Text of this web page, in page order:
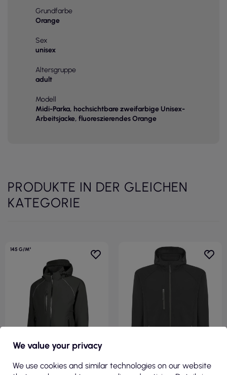
Grundfarbe
Orange
Sex
unisex
Altersgruppe
adult
Modell
Midi-Parka, hochsichtbare zweifarbige Unisex-
Arbeitsjacke, fluoreszierendes Orange
PRODUKTE IN DER GLEICHEN
KATEGORIE
145 G/M²
We value your privacy
We use cookies and similar technologies on our website